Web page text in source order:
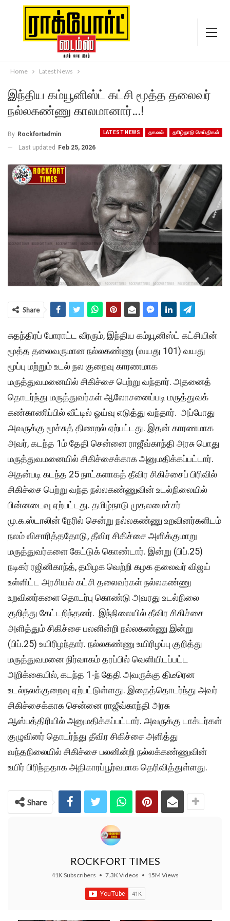
Home Latest News
இந்திய கம்யூனிஸ்ட் கட்சி மூத்த தலைவர்
நல்லகண்ணு காலமானார்…!
LATEST NEWS தகவல் தமிழ்நாடு செய்திகள்
By Rockfortadmin
Last updated Feb 25, 2026
Share
சுதந்திரப் போராட்ட வீரரும், இந்திய கம்யூனிஸ்ட் கட்சியின்
மூத்த தலைவருமான நல்லகண்ணு (வயது 101) வயது
மூப்பு மற்றும் உடல் நல குறைவு காரணமாக
மருத்துவமனையில் சிகிச்சை பெற்று வந்தார். அதனைத்
தொடர்ந்து மருத்துவர்கள் ஆலோசனைப்படி மருத்துவக்
கண்காணிப்பில் வீட்டில் ஓய்வு எடுத்து வந்தார். அப்போது
அவருக்கு மூச்சுத் திணறல் ஏற்பட்டது. இதன் காரணமாக
அவர், கடந்த 1ம் தேதி சென்னை ராஜீவ்காந்தி அரசு பொது
மருத்துவமனையில் சிகிச்சைக்காக அனுமதிக்கப்பட்டார்.
அதன்படி கடந்த 25 நாட்களாகத் தீவிர சிகிச்சைப் பிரிவில்
சிகிச்சை பெற்று வந்த நல்லகண்ணுவின் உடல்நிலையில்
பின்னடைவு ஏற்பட்டது. தமிழ்நாடு முதலமைச்சர்
மு.க.ஸ்டாலின் நேரில் சென்று நல்லகண்ணு உறவினர்களிடம்
நலம் விசாரித்ததோடு, தீவிர சிகிச்சை அளிக்குமாறு
மருத்துவர்களை கேட்டுக் கொண்டார். இன்று (பிப்.25)
நடிகர் ரஜினிகாந்த், தமிழக வெற்றி கழக தலைவர் விஜய்
உள்ளிட்ட அரசியல் கட்சி தலைவர்கள் நல்லகண்ணு
உறவினர்களை தொடர்பு கொண்டு அவரது உடல்நிலை
குறித்து கேட்டறிந்தனர். இந்நிலையில் தீவிர சிகிச்சை
அளித்தும் சிகிச்சை பலனின்றி நல்லகண்ணு இன்று
(பிப்.25) உயிரிழந்தார். நல்லகண்ணு உயிரிழப்பு குறித்து
மருத்துவமனை நிர்வாகம் தரப்பில் வெளியிடப்பட்ட
அறிக்கையில், கடந்த 1-ந் தேதி அவருக்கு திடீரென
உடல்நலக்குறைவு ஏற்பட்டுள்ளது. இதைத்தொடர்ந்து அவர்
சிகிச்சைக்காக சென்னை ராஜீவ்காந்தி அரசு
ஆஸ்பத்திரியில் அனுமதிக்கப்பட்டார். அவருக்கு டாக்டர்கள்
குழுவினர் தொடர்ந்து தீவிர சிகிச்சை அளித்து
வந்தநிலையில் சிகிச்சை பலனின்றி நல்லக்கண்ணுவின்
உயிர் பிரிந்ததாக அதிகாரப்பூர்வமாக தெரிவித்துள்ளது.
Share
ROCKFORT TIMES
41K Subscribers • 7.3K Videos • 15M Views